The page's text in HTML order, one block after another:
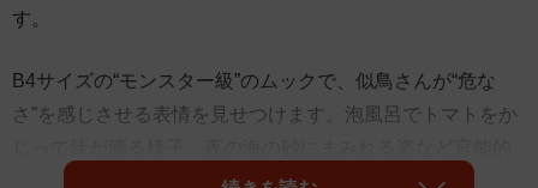
す。
B4サイズの“モンスター級”のムックで、似鳥さんが“危な
さ”を感じさせる表情を見せつけます。泡風呂でトマトをか
で刺激的なカットの連続。24ページにわたるロンググラビ